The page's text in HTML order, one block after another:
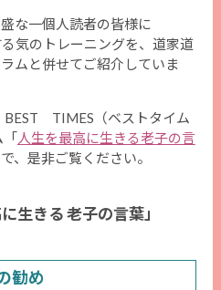
な一個人読者の皆様に
気のトレーニングを、道家道
ムと併せてご紹介していま
TIMES（ベストタイム
人生を最高に生きる老子の言
、是非ご覧ください。
生きる 老子の言葉」
勧め